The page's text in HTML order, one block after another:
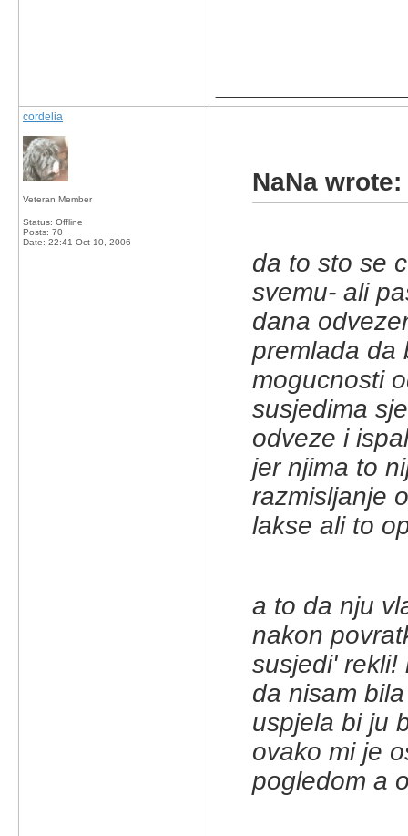
cordelia
Veteran Member
Status: Offline
Posts: 70
Date: 22:41 Oct 10, 2006
NaNa wrote:
da to sto se
svemu- ali
dana
premlada da
mogucnosti
susjedima
odveze i
jer njima to
razmisljanje
lakse ali to
a to da nju
nakon
susjedi' rekli!
da nisam
uspjela bi ju
ovako mi je
pogledom a